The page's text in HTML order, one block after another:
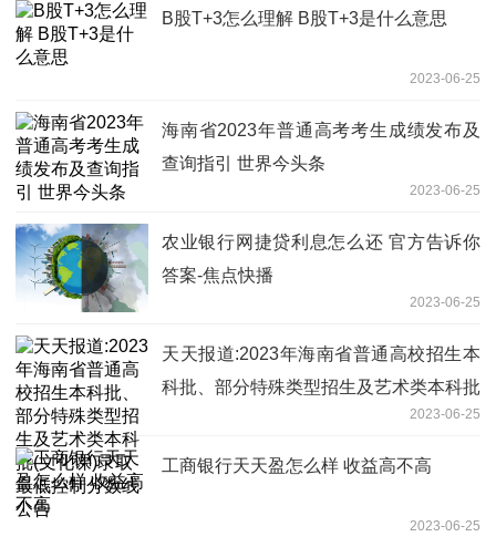
B股T+3怎么理解 B股T+3是什么意思
2023-06-25
海南省2023年普通高考考生成绩发布及
查询指引 世界今头条
2023-06-25
农业银行网捷贷利息怎么还 官方告诉你
答案-焦点快播
2023-06-25
天天报道:2023年海南省普通高校招生本
科批、部分特殊类型招生及艺术类本科批
(文化课)录取最低控制分数线公告2023-06-25
工商银行天天盈怎么样 收益高不高
2023-06-25